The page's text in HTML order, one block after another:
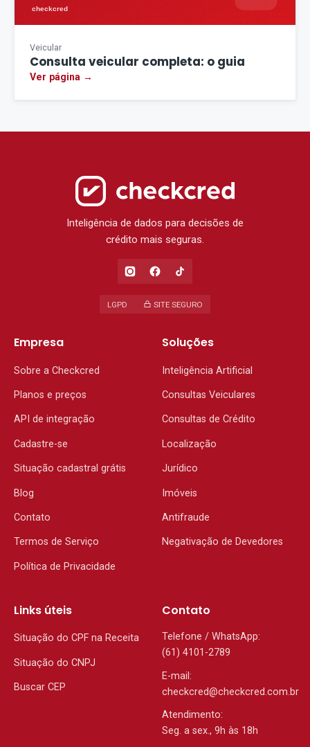
Veicular
Consulta veicular completa: o guia
Ver página →
Inteligência de dados para decisões de
crédito mais seguras.
LGPD SITE SEGURO
Soluções
Inteligência Artificial
Consultas Veiculares
Consultas de Crédito
Localização
Jurídico
Imóveis
Antifraude
Negativação de Devedores
Empresa
Sobre a Checkcred
Planos e preços
API de integração
Cadastre-se
Situação cadastral grátis
Blog
Contato
Termos de Serviço
Política de Privacidade
Links úteis
Situação do CPF na Receita
Situação do CNPJ
Buscar CEP
Contato
Telefone / WhatsApp:
(61) 4101-2789
E-mail:
checkcred@checkcred.com.br
Atendimento:
Seg. a sex., 9h às 18h